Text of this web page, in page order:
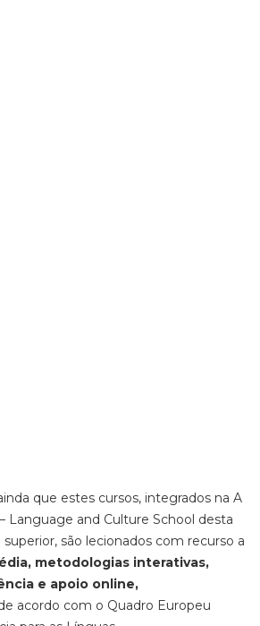
que estes cursos, integrados na A
Language and Culture School desta
são lecionados com recurso a
metodologias interativas,
e apoio online,
acordo com o Quadro Europeu